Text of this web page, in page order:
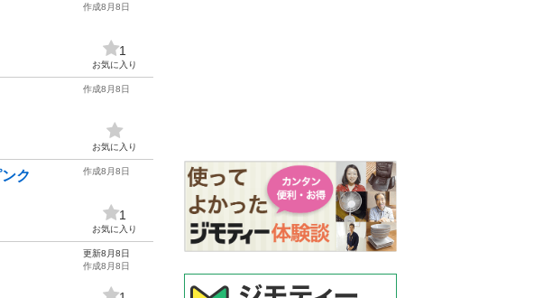
作成8月8日
1
お気に入り
作成8月8日
お気に入り
ク 作成8月8日
1
お気に入り
更新8月8日
作成8月8日